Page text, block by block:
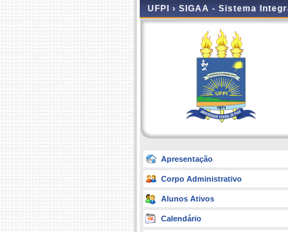
UFPI › SIGAA - Sistema
Apresentação
Corpo Administrativo
Alunos Ativos
Calendário